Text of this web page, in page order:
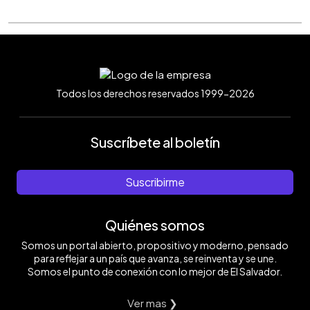
Todos los derechos reservados 1999-2026
Suscríbete al boletín
Suscribirme
Quiénes somos
Somos un portal abierto, propositivo y moderno, pensado
para reflejar a un país que avanza, se reinventa y se une.
Somos el punto de conexión con lo mejor de El Salvador.
Ver mas ❯